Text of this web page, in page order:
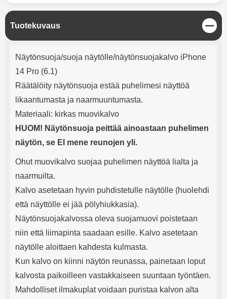
mha Kuunteluaika: noin 4 tuntia
Input: AC100-240V 50/60Hz 0.8A
(15W) 9V/2.0A (18W) 12V/1.5
(18W) Type-C: 5V/3A (PD15W)
9V/2.22A (PD20W)
12V/1.67A(PD20W) Total Effekt:
5V/3A Max Maximum output:
Väri: Valkoinen
Tuotekuvaus
S
u
l
e
Tuotekuvaus
Näytönsuoja/suoja näytölle/näytönsuojakalvo iPhone
14 Pro (6.1)
Räätälöity näytönsuoja estää puhelimesi näyttöä
likaantumasta ja naarmuuntumasta.
Materiaali: kirkas muovikalvo
HUOM! Näytönsuoja peittää ainoastaan puhelimen
näytön, se EI mene reunojen yli.
Ohut muovikalvo suojaa puhelimen näyttöä lialta ja
naarmuilta.
Kalvo asetetaan hyvin puhdistetulle näytölle (huolehdi
että näyttölle ei jää pölyhiukkasia).
Näytönsuojakalvossa oleva suojamuovi poistetaan
niin että liimapinta saadaan esille. Kalvo asetetaan
näytölle aloittaen kahdesta kulmasta.
Kun kalvo on kiinni näytön reunassa, painetaan loput
kalvosta paikoilleen vastakkaiseen suuntaan työntäen.
Mahdolliset ilmakuplat voidaan puristaa kalvon alta